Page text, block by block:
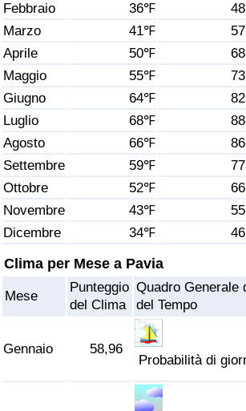
Febbraio
36℉
Marzo
41℉
Aprile
50℉
Maggio
55℉
Giugno
64℉
Luglio
68℉
Agosto
66℉
Settembre
59℉
Ottobre
52℉
Novembre
43℉
Dicembre
34℉
Clima per Mese a Pavia
Mese
Punteggio
del Clima
Quadro Generale
del Tempo
Gennaio 58,96
Probabilità di
ad Aqaba
Criminalità
Indice del Tasso di Criminalità
Indice della Criminalità
Indice di criminalità per paese
Assistenza Sanitaria
Indice dell’Assistenza Sanitaria
Indice dell’Assistenza Sanitaria per